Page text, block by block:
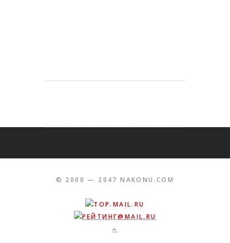
© 2000 — 2047 NAKONU.COM